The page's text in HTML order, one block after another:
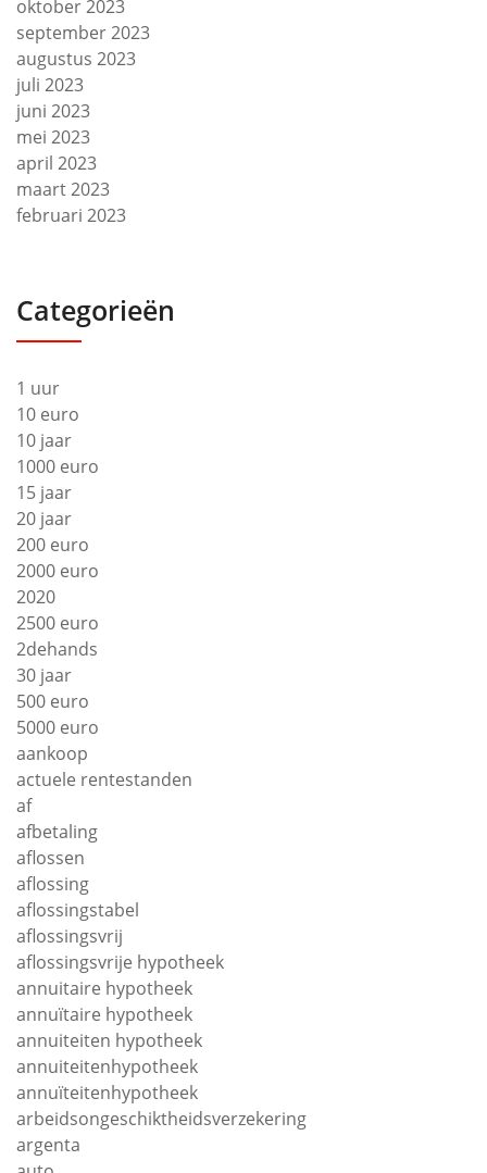
oktober 2023
september 2023
augustus 2023
juli 2023
juni 2023
mei 2023
april 2023
maart 2023
februari 2023
Categorieën
1 uur
10 euro
10 jaar
1000 euro
15 jaar
20 jaar
200 euro
2000 euro
2020
2500 euro
2dehands
30 jaar
500 euro
5000 euro
aankoop
actuele rentestanden
af
afbetaling
aflossen
aflossing
aflossingstabel
aflossingsvrij
aflossingsvrije hypotheek
annuitaire hypotheek
annuïtaire hypotheek
annuiteiten hypotheek
annuiteitenhypotheek
annuïteitenhypotheek
arbeidsongeschiktheidsverzekering
argenta